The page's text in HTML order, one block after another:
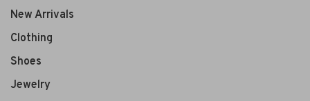
New Arrivals
Clothing
Shoes
Jewelry